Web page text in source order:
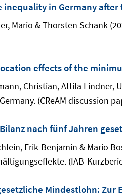
inequality in Germany
Mario & Thorsten Schank
effects of the
Christian, Attila Lindner,
(CReAM discussion
nach fünf Jahren
Erik-Benjamin & Mario
(IAB-
Mindestlohn: Zur